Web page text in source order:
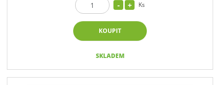
Ks
KOUPIT
SKLADEM